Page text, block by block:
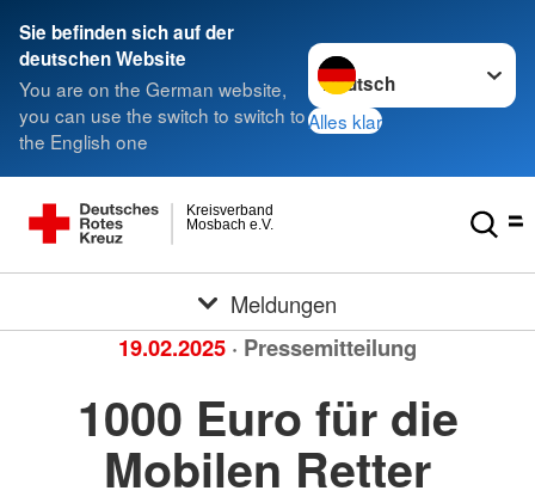
Sie befinden sich auf der
deutschen Website
You are on the German website,
you can use the switch to switch to
the English one
Sprache wechseln zu
Alles klar
Mosbach e.V.
Kreisverband
Meldungen
19.02.2025 · Pressemitteilung
1000 Euro für die
Mobilen Retter